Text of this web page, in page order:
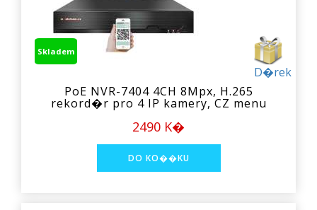
D�rek
Skladem
PoE NVR-7404 4CH 8Mpx, H.265
rekord�r pro 4 IP kamery, CZ menu
2490 K�